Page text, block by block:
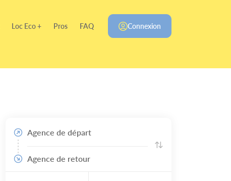
Loc Eco + Pros FAQ Connexion
Agence de départ
Agence de retour